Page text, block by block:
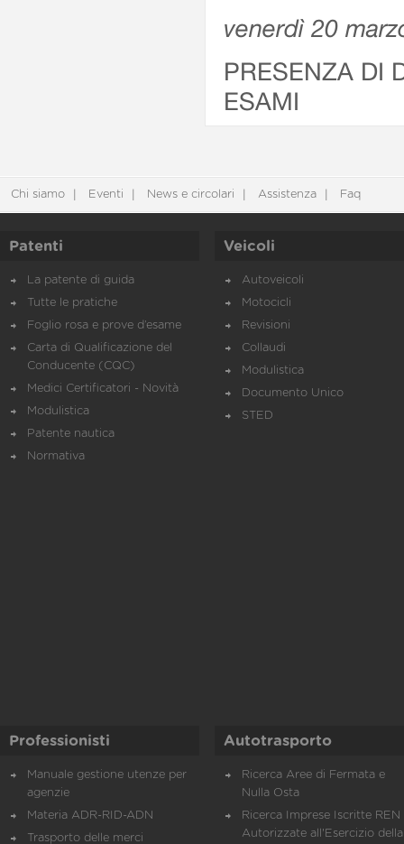
venerdì 20
PRESENZA DI
ESAMI
Chi siamo Eventi News e circolari Assistenza Faq
Patenti
La patente di guida
Tutte le pratiche
Foglio rosa e prove d’esame
Carta di Qualificazione del
Conducente (CQC)
Medici Certificatori - Novità
Modulistica
Patente nautica
Normativa
Veicoli
Autoveicoli
Motocicli
Revisioni
Collaudi
Modulistica
Documento Unico
STED
Professionisti
Manuale gestione utenze per
agenzie
Materia ADR-RID-ADN
Trasporto delle merci
Autotrasporto
Ricerca Aree di Fermata e
Nulla Osta
Ricerca Imprese Iscritte REN
Autorizzate all'Esercizio della